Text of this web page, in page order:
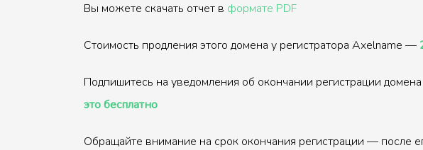
Вы можете скачать отчет в формате PDF
Стоимость продления этого домена у регистратора Axelname —
Подпишитесь на уведомления об окончании регистрации
это бесплатно
Обращайте внимание на срок окончания регистрации — после